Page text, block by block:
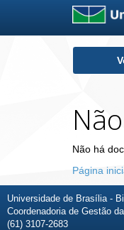
Não há
Página
Universidade de Brasília -
Coordenadoria de Gestão
(61) 3107-2683